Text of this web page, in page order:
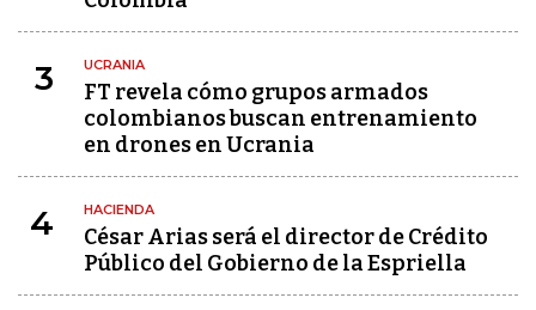
3 UCRANIA
FT revela cómo grupos armados
colombianos buscan entrenamiento
en drones en Ucrania
4 HACIENDA
César Arias será el director de Crédito
Público del Gobierno de la Espriella